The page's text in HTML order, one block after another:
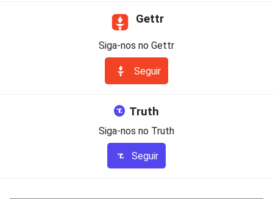
Gettr
Siga-nos no Gettr
Seguir
Truth
Siga-nos no Truth
Seguir